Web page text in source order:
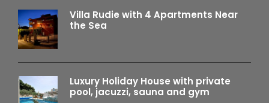
Marchi die Kirche des Hl. Nikolaus und ein Schloss mit
Wehrtürmen zur Verteidigung der Insel gegen häufige
Angriffe von Osmanen und Piraten baute.
Das 300 Jahre alte Schloss ist heute ein renoviertes
Heritage Hotel, das individuell gestaltete Luxus- Suiten
und Restaurants bietet.
Villa Rudie with 4 Apartments Near
the Sea
Luxury Holiday House with private
pool, jacuzzi, sauna and gym